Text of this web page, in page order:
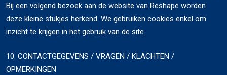
Bij een volgend bezoek aan de website van Reshape worden
deze kleine stukjes herkend. We gebruiken cookies enkel om
inzicht te krijgen in het gebruik van de site.
10. CONTACTGEGEVENS / VRAGEN / KLACHTEN /
OPMERKINGEN